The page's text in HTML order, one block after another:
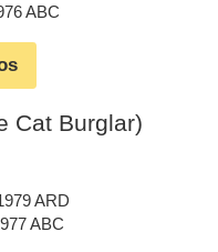
ABC
Cat Burglar)
ARD
ABC